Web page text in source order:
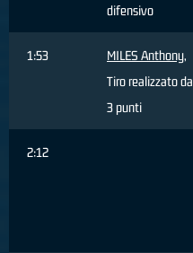
difensivo
1:53 MILES Anthony,
Tiro realizzato da
3 punti
2:12